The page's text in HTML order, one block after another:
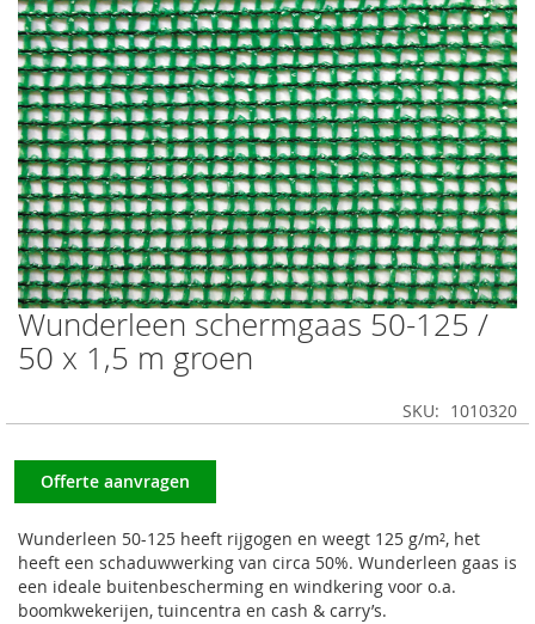
Ga
naar
het
afbeeldingen-
gallerij
Wunderleen schermgaas 50-125 /
50 x 1,5 m groen
SKU 1010320
Offerte aanvragen
Wunderleen 50-125 heeft rijgogen en weegt 125 g/m², het
heeft een schaduwwerking van circa 50%. Wunderleen gaas is
een ideale buitenbescherming en windkering voor o.a.
boomkwekerijen, tuincentra en cash & carry’s.